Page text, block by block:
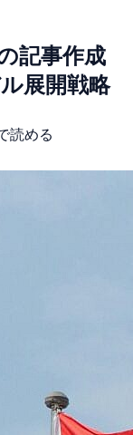
記事作成
展開戦略
読める